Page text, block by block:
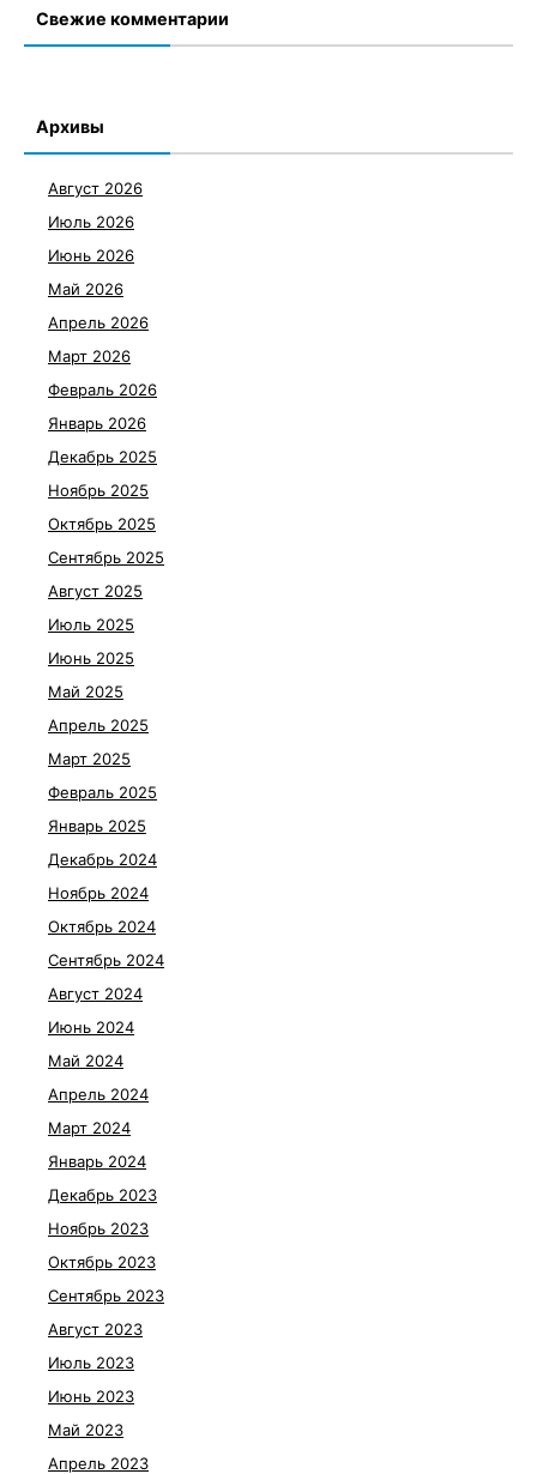
Свежие комментарии
Архивы
Август 2026
Июль 2026
Июнь 2026
Май 2026
Апрель 2026
Март 2026
Февраль 2026
Январь 2026
Декабрь 2025
Ноябрь 2025
Октябрь 2025
Сентябрь 2025
Август 2025
Июль 2025
Июнь 2025
Май 2025
Апрель 2025
Март 2025
Февраль 2025
Январь 2025
Декабрь 2024
Ноябрь 2024
Октябрь 2024
Сентябрь 2024
Август 2024
Июнь 2024
Май 2024
Апрель 2024
Март 2024
Январь 2024
Декабрь 2023
Ноябрь 2023
Октябрь 2023
Сентябрь 2023
Август 2023
Июль 2023
Июнь 2023
Май 2023
Апрель 2023